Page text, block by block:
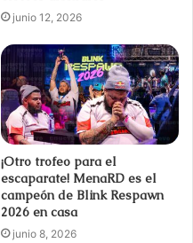
junio 12, 2026
¡Otro trofeo para el
escaparate! MenaRD es el
campeón de Blink Respawn
2026 en casa
junio 8, 2026